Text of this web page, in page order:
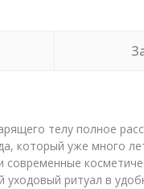
телу полное
который уже много
уходовый ритуал в